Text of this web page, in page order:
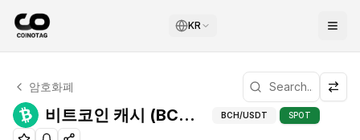
KR
비트코인 캐시 기술적 분석
비트코인 캐시 현재 $213.40에 거래되고 있습니다. RSI
암호화폐
비트코인 캐시 (BCH) 기술적 지표 비트코인
BCH/USDT SPOT